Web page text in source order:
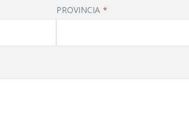
PROVINCIA